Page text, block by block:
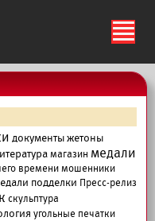
ś
документыжетоны
магазин медали
временимошенники
подделки Пресс-релиз
скульптура
угольные печатки